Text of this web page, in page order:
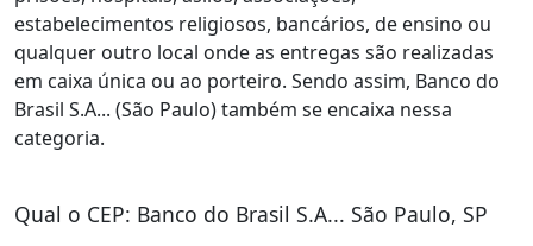
estabelecimentos religiosos, bancários, de ensino ou
qualquer outro local onde as entregas são realizadas
em caixa única ou ao porteiro. Sendo assim, Banco do
Brasil S.A... (São Paulo) também se encaixa nessa
categoria.
Qual o CEP: Banco do Brasil S.A... São Paulo, SP